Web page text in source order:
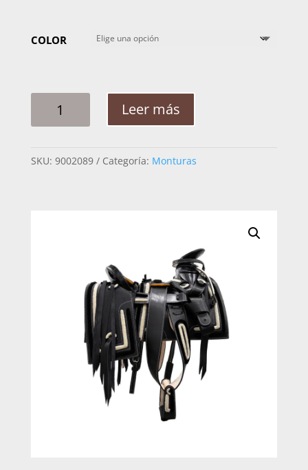
COLOR
ADULTO
DOBLE
Leer más
SKU: 9002089 Categoría: Monturas